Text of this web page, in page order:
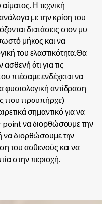
Η τεχνική
με την κρίση του
διατάσεις στον μυ
μήκος και να
του ελαστικότητα.Θα
ότι για τις
πιέσαμε ενδέχεται να
φυσιολογική αντίδραση
που προυπήρχε)
σημαντικό για να
point να διορθώσουμε την
να διορθώσουμε την
του ασθενούς και να
στην περιοχή.